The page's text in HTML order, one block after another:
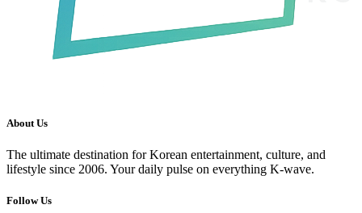
About Us
The ultimate destination for Korean entertainment, culture, and
lifestyle since 2006. Your daily pulse on everything K-wave.
Follow Us